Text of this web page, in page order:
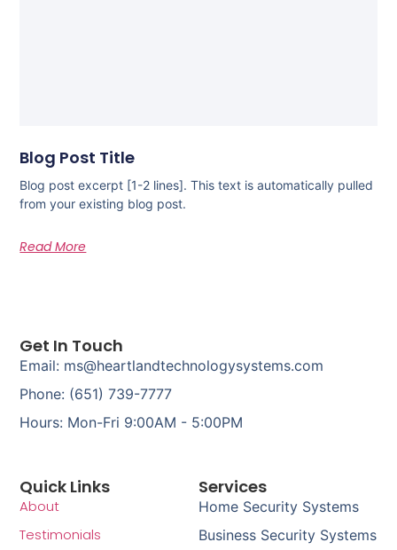
Blog Post Title
Blog post excerpt [1-2 lines]. This text is automatically pulled
from your existing blog post.
Read More
Services
Home Security Systems
Business Security Systems
Quick Links
About
Testimonials
Get In Touch
Email: ms@heartlandtechnologysystems.com
Phone: (651) 739-7777
Hours: Mon-Fri 9:00AM - 5:00PM